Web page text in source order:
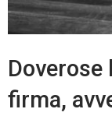
Doverose
firma,